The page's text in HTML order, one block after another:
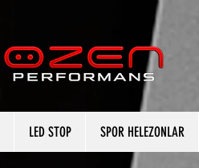
LED STOP SPOR HELEZONLAR